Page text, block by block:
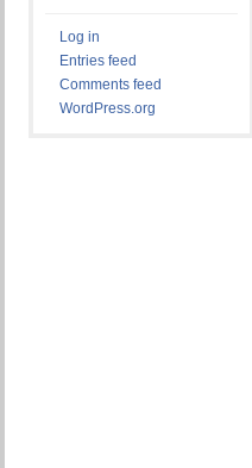
Log in
Entries feed
Comments feed
WordPress.org